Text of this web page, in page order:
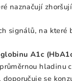
naznačují
signálů, na
A1c
hladinu
doporučuje se